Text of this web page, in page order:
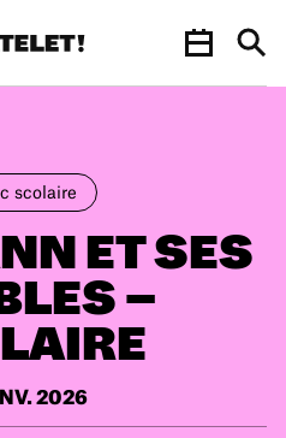
scolaire
ET SES
–
2026